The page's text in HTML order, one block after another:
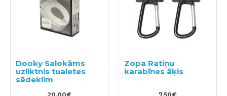
Dooky Salokāms
uzliktnis tualetes
sēdeklim
Zopa Ratiņu
karabīnes āķis